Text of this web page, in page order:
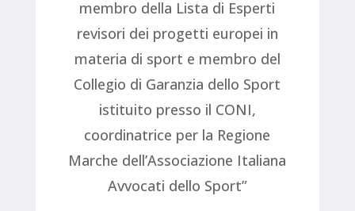
membro della Lista di Esperti
revisori dei progetti europei in
materia di sport e membro del
Collegio di Garanzia dello Sport
istituito presso il CONI,
coordinatrice per la Regione
Marche dell’Associazione Italiana
Avvocati dello Sport”